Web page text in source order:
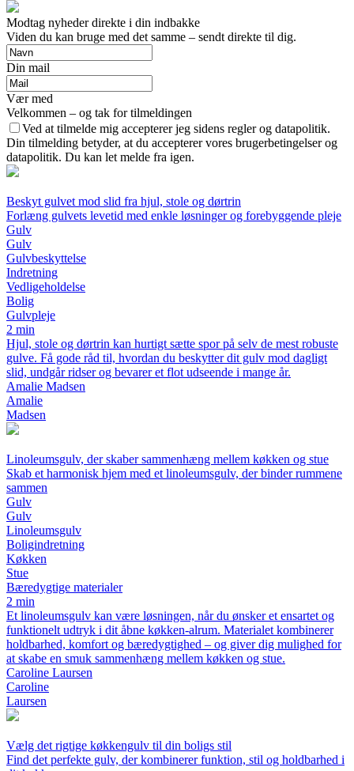
Modtag nyheder direkte i din indbakke
Viden du kan bruge med det samme – sendt direkte til dig.
Din mail
Vær med
Velkommen – og tak for tilmeldingen
Ved at tilmelde mig accepterer jeg sidens regler og datapolitik.
Din tilmelding betyder, at du accepterer vores brugerbetingelser og
datapolitik. Du kan let melde fra igen.
Beskyt gulvet mod slid fra hjul, stole og dørtrin
Forlæng gulvets levetid med enkle løsninger og forebyggende pleje
Gulv
Gulv
Gulvbeskyttelse
Indretning
Vedligeholdelse
Bolig
Gulvpleje
2 min
Hjul, stole og dørtrin kan hurtigt sætte spor på selv de mest robuste
gulve. Få gode råd til, hvordan du beskytter dit gulv mod dagligt
slid, undgår ridser og bevarer et flot udseende i mange år.
Amalie Madsen
Amalie
Madsen
Linoleumsgulv, der skaber sammenhæng mellem køkken og stue
Skab et harmonisk hjem med et linoleumsgulv, der binder rummene
sammen
Gulv
Gulv
Linoleumsgulv
Boligindretning
Køkken
Stue
Bæredygtige materialer
2 min
Et linoleumsgulv kan være løsningen, når du ønsker et ensartet og
funktionelt udtryk i dit åbne køkken-alrum. Materialet kombinerer
holdbarhed, komfort og bæredygtighed – og giver dig mulighed for
at skabe en smuk sammenhæng mellem køkken og stue.
Caroline Laursen
Caroline
Laursen
Vælg det rigtige køkkengulv til din boligs stil
Find det perfekte gulv, der kombinerer funktion, stil og holdbarhed i